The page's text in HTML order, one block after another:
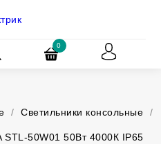
0
/ Светильники консольные /
STL-50W01 50Вт 4000К IP65